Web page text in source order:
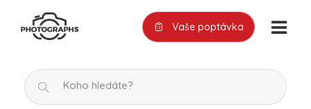
Vaše poptávka